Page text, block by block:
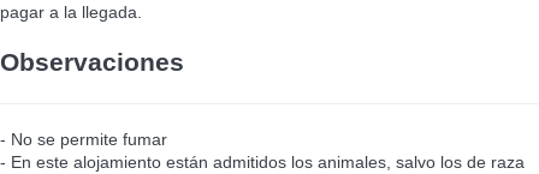
pagar a la llegada.
Observaciones
- No se permite fumar
- En este alojamiento están admitidos los animales, salvo los de raza